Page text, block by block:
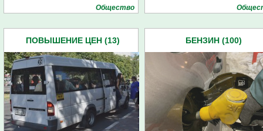
Общество
ПОВЫШЕНИЕ ЦЕН (13) БЕНЗИН (100)